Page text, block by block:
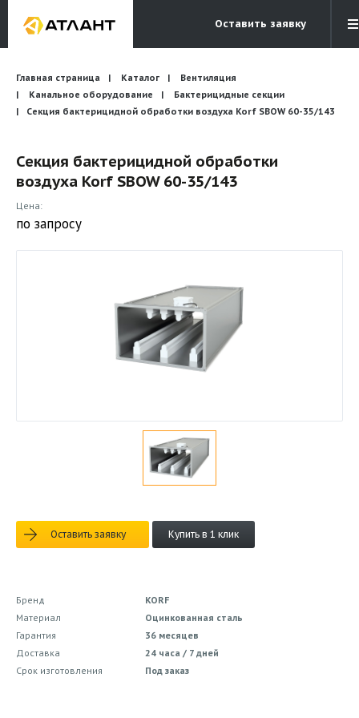
Оставить заявку
Электронная почта
info@atlantcompany.ru
Бесплатный звонок
8 (495) 532-45-07
Бренды
Каталоги
Бланки запросов
Главная страница Каталог
Вентиляция
Канальное оборудование
Бактерицидные секции
Секция бактерицидной обработки воздуха Korf SBOW 60-35/143
Секция бактерицидной обработки
воздуха Korf SBOW 60-35/143
Цена:
по запросу
Оставить заявку Купить в 1 клик
Бренд
KORF
Материал
Оцинкованная сталь
Гарантия
36 месяцев
Доставка
24 часа / 7 дней
Срок изготовления
Под заказ